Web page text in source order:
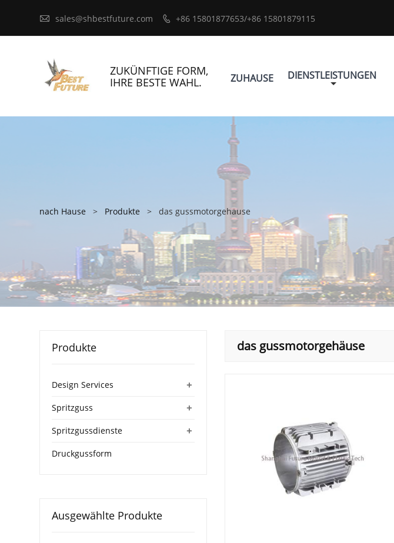
 sales@shbestfuture.com  +86 15801877653/+86 15801879115
ZUHAUSE DIENSTLEISTUNGEN
ZUKÜNFTIGE FORM,
IHRE BESTE WAHL.
nach Hause > Produkte > das gussmotorgehäuse
das gussmotorgehäuse
Produkte
+
Design Services
+
Spritzguss
+
Spritzgussdienste
Druckgussform
Ausgewählte Produkte